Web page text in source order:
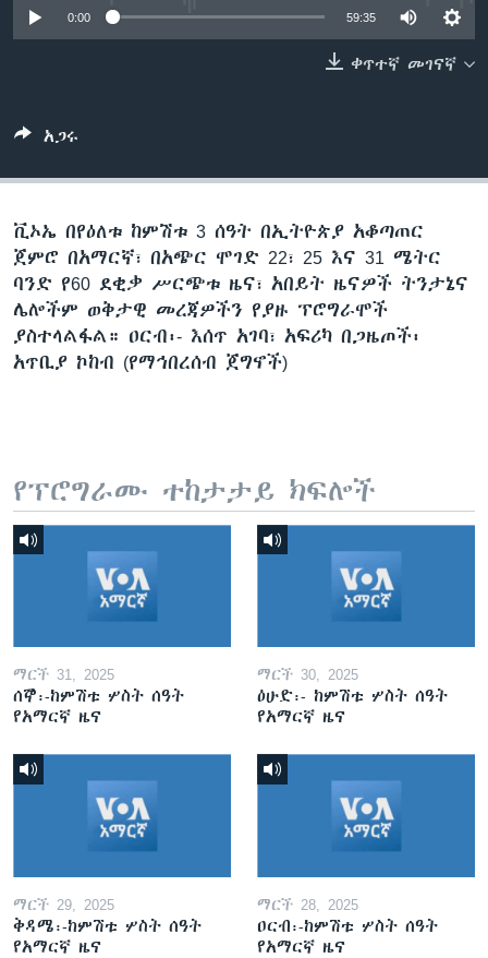
0:00 59:35
ቀጥተኛ መገናኛ
አጋሩ
ቪኦኤ በየዕለቱ ከምሽቱ 3 ሰዓት በኢትዮጵያ አቆጣጠር
ጀምሮ በአማርኛ፣ በአጭር ሞገድ 22፣ 25 እና 31 ሜትር
ባንድ የ60 ደቂቃ ሥርጭቱ ዜና፣ አበይት ዜናዎች ትንታኔና
ሌሎችም ወቅታዊ መረጃዎችን የያዙ ፕሮግራሞች
ያስተላልፋል። ዐርብ፡- እሰጥ አገባ፣ አፍሪካ በጋዜጦች፡
አጥቢያ ኮከብ (የማኅበረሰብ ጀግኖች)
የፕሮግራሙ ተከታታይ ክፍሎች
ማርች 31, 2025
ሰኞ፡-ከምሽቱ ሦስት ሰዓት
የአማርኛ ዜና
ማርች 30, 2025
ዕሁድ፡- ከምሽቱ ሦስት ሰዓት
የአማርኛ ዜና
ማርች 29, 2025
ቅዳሜ፡-ከምሽቱ ሦስት ሰዓት
የአማርኛ ዜና
ማርች 28, 2025
ዐርብ፡-ከምሽቱ ሦስት ሰዓት
የአማርኛ ዜና